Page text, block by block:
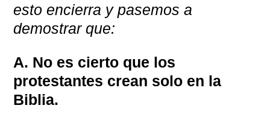
esto encierra y pasemos a
demostrar que:
A. No es cierto que los
protestantes crean solo en la
Biblia.